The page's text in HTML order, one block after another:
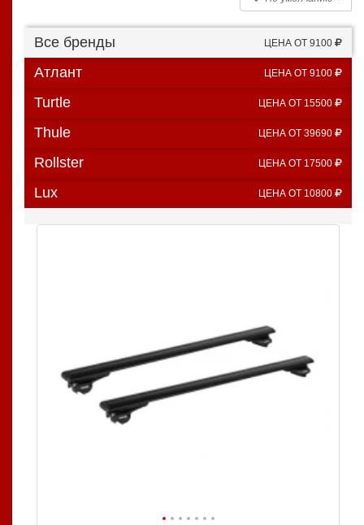
Все бренды ЦЕНА ОТ 9100
Атлант ЦЕНА ОТ 9100
Turtle ЦЕНА ОТ 15500
Thule ЦЕНА ОТ 39690
Rollster ЦЕНА ОТ 17500
Lux ЦЕНА ОТ 10800